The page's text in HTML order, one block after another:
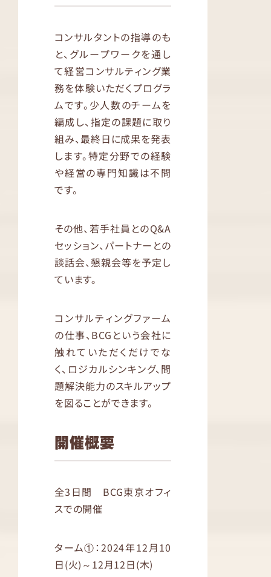
コンサルタントの指導のも
と、グループワークを通し
て経営コンサルティング業
務を体験いただくプログラ
ムです。少人数のチームを
編成し、指定の課題に取り
組み、最終日に成果を発表
します。特定分野での経験
や経営の専門知識は不問
です。
その他、若手社員とのQ&A
セッション、パートナーとの
談話会、懇親会等を予定し
ています。
コンサルティングファーム
の仕事、BCGという会社に
触れていただくだけでな
く、ロジカルシンキング、問
題解決能力のスキルアップ
を図ることができます。
開催概要
全3日間 BCG東京オフィ
スでの開催
ターム①：2024年12月10
日(火)～12月12日(木)